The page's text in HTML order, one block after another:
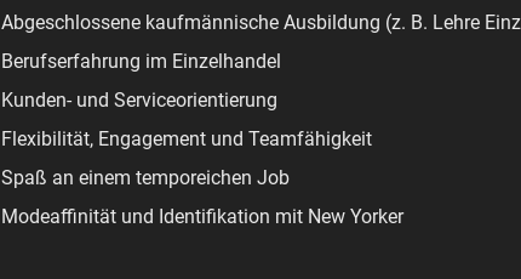
Abgeschlossene kaufmännische Ausbildung (z. B. Lehre
Berufserfahrung im Einzelhandel
Kunden- und Serviceorientierung
Flexibilität, Engagement und Teamfähigkeit
Spaß an einem temporeichen Job
Modeaffinität und Identifikation mit New Yorker